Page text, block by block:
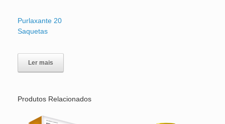
Purlaxante 20
Saquetas
Ler mais
Produtos Relacionados